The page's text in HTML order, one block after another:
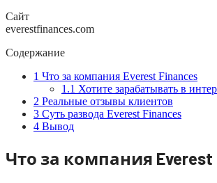
Сайт
everestfinances.com
Содержание
1 Что за компания Everest Finances
1.1 Хотите зарабатывать в
2 Реальные отзывы клиентов
3 Суть развода Everest Finances
4 Вывод
Что за компания Everest